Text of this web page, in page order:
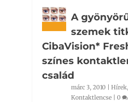
A
szemek
CibaVision*
színes
család
márc 3, 2010 |Hírek,
Kontaktlencse |0